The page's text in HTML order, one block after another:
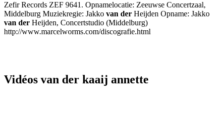
Zefir Records ZEF 9641. Opnamelocatie: Zeeuwse Concertzaal,
Middelburg Muziekregie: Jakko van der Heijden Opname: Jakko
van der Heijden, Concertstudio (Middelburg)
http://www.marcelworms.com/discografie.html
Vidéos van der kaaij annette